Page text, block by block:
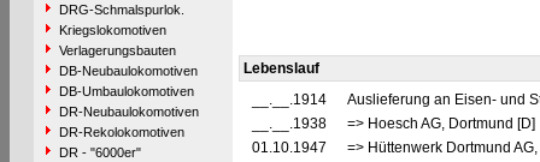
DRG-Schmalspurlok.
Kriegslokomotiven
Verlagerungsbauten
DB-Neubaulokomotiven
DB-Umbaulokomotiven
DR-Neubaulokomotiven
DR-Rekolokomotiven
DR - "6000er"
Lebenslauf
__.__.1914
Auslieferung an Eisen- und
__.__.1938
=> Hoesch AG, Dortmund
01.10.1947
=> Hüttenwerk Dortmund